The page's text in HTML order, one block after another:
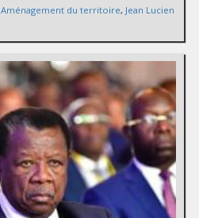
Aménagement du territoire, Jean Lucien